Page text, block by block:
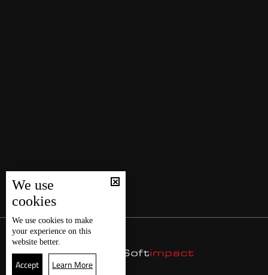
We use
cookies
We use cookies to make
your experience on this
website better.
Accept Learn More